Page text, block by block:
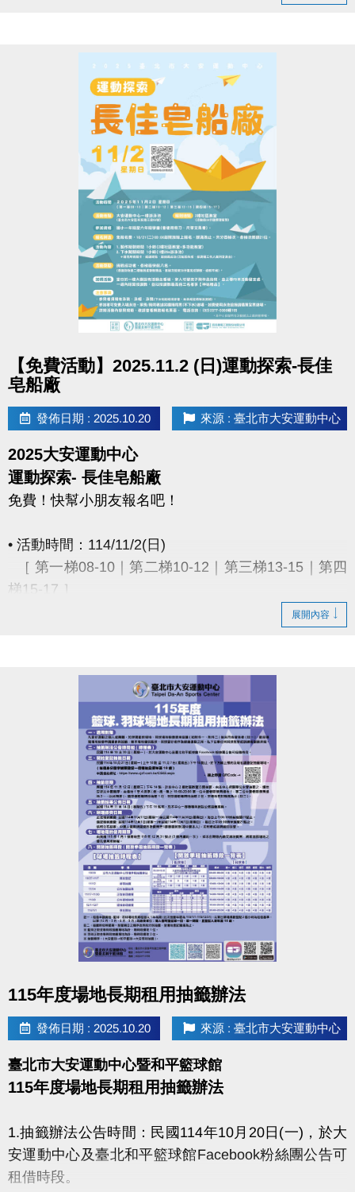
• 至B1泳池櫃台或三樓體適能櫃台領券，即可免費進
• 泳池容留人數250人，體適能容留人數80人，達人數
上限即停止入場，採一進一出管理，請排隊依序等
• 進場請遵守泳池、體適能場館管理規範，違者恕不得
• 體適能每人每次進場限時1小時，超過使用時間請出
場後重新排隊，如逾期未出場重排，將依場館規定補
【免費活動】2025.11.2 (日)運動探索-長佳
皂船廠
發佈日期 : 2025.10.20 來源 : 臺北市大安運動中心
2025大安運動中心
運動探索- 長佳皂船廠
免費！快幫小朋友報名吧！
• 活動時間：114/11/2(日)
［ 第一梯08-10｜第二梯10-12｜第三梯13-15｜第四
梯15-17 ］
• 報到地點：2樓社區教室(活動前30分鐘受理報到)
• 參加資格：國小一年級至六年級學童(會使用剪刀、
• 報名辦法：免報名費，10/21(二)00:00起開放線上報
名，額滿為止。共分四梯次，各梯次限額21位。
點我進入報名網址(開啟新視窗)
• 活動內容：
1.製作組裝時間 1小時(2樓社區教室+多功能教室)
2.下水闖關時間 1小時(1樓25m游泳池)
格，依現場工作人員判定為主)。
• 活動獎勵：挑戰成功者、各梯最快前八名(憑識別物
至二樓報到處領取獎品，各梯次結束30分鐘完成領
取，逾時不候)。
注意事項：
• 參與者須備有泳裝、泳帽、泳鏡(下水划船時須穿
著，未依規定將取消資格)。
展開內容
115年度場地長期租用抽籤辦法
發佈日期 : 2025.10.20 來源 : 臺北市大安運動中心
臺北市大安運動中心暨和平籃球館
115年度場地長期租用抽籤辦法
1.抽籤辦法公告時間：民國114年10月20日(一)，於大
安運動中心及臺北和平籃球館Facebook粉絲團公告可
租借時段。